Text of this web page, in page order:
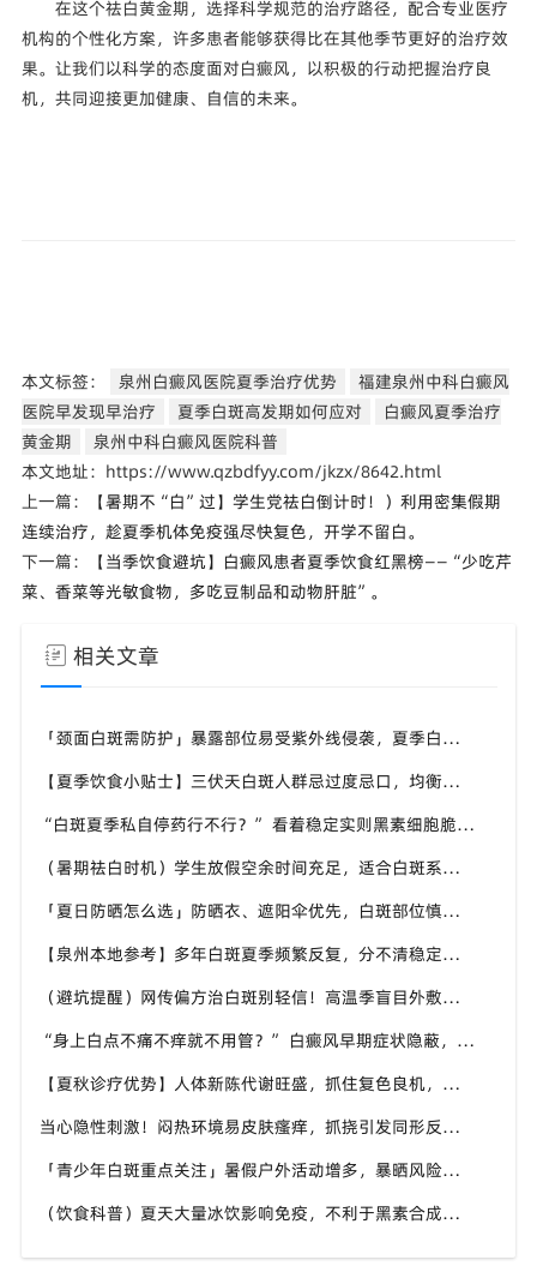
在这个祛白黄金期，选择科学规范的治疗路径，配合专业医疗
机构的个性化方案，许多患者能够获得比在其他季节更好的治疗效
果。让我们以科学的态度面对白癜风，以积极的行动把握治疗良
机，共同迎接更加健康、自信的未来。
本文标签： 泉州白癜风医院夏季治疗优势
福建泉州中科白癜风
医院早发现早治疗
夏季白斑高发期如何应对
白癜风夏季治疗
黄金期
泉州中科白癜风医院科普
本文地址：https://www.qzbdfyy.com/jkzx/8642.html
上一篇：
【暑期不“白”过】学生党祛白倒计时！）利用密集假期
连续治疗，趁夏季机体免疫强尽快复色，开学不留白。
下一篇：
【当季饮食避坑】白癜风患者夏季饮食红黑榜——“少吃芹
菜、香菜等光敏食物，多吃豆制品和动物肝脏”。
相关文章
「颈面白斑需防护」暴露部位易受紫外线侵袭，夏季白斑优先护好头颈手背，泉州中科白癜风医院给出防护建议
【夏季饮食小贴士】三伏天白斑人群忌过度忌口，均衡补充营养，泉州中科白癜风医院科普白斑人群夏日饮食原则
“白斑夏季私自停药行不行？” 看着稳定实则黑素细胞脆弱，泉州中科白癜风医院提醒切勿自行中断干预
（暑期祛白时机）学生放假空余时间充足，适合白斑系统调理，泉州中科白癜风医院暑期白斑就诊可提前了解
「夏日防晒怎么选」防晒衣、遮阳伞优先，白斑部位慎用刺激性防晒，泉州中科白癜风医院分享硬核防晒思路
【泉州本地参考】多年白斑夏季频繁反复，分不清稳定还是进展期，泉州中科白癜风医院可做白斑专项检测
（避坑提醒）网传偏方治白斑别轻信！高温季盲目外敷易灼伤肌肤，泉州中科白癜风医院倡导规范诊疗
“身上白点不痛不痒就不用管？” 白癜风早期症状隐蔽，泉州中科白癜风医院提醒切勿忽视微小白斑
【夏秋诊疗优势】人体新陈代谢旺盛，抓住复色良机，泉州中科白癜风医院为泉州白癜风患者定制调理方案
当心隐性刺激！闷热环境易皮肤瘙痒，抓挠引发同形反应，泉州中科白癜风医院讲解白癜风防扩散小知识
「青少年白斑重点关注」暑假户外活动增多，暴晒风险上升，泉州中科白癜风医院守护学生群体白斑健康
（饮食科普）夏天大量冰饮影响免疫，不利于黑素合成，泉州中科白癜风医院分享白癜风患者夏日饮食方案